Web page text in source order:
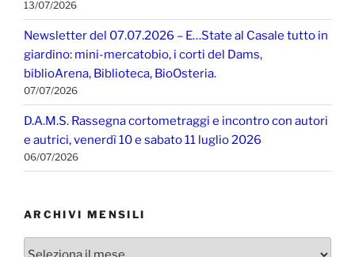
13/07/2026
Newsletter del 07.07.2026 – E…State al Casale tutto in
giardino: mini-mercatobio, i corti del Dams,
biblioArena, Biblioteca, BioOsteria.
07/07/2026
D.A.M.S. Rassegna cortometraggi e incontro con autori
e autrici, venerdì 10 e sabato 11 luglio 2026
06/07/2026
ARCHIVI MENSILI
Archivi